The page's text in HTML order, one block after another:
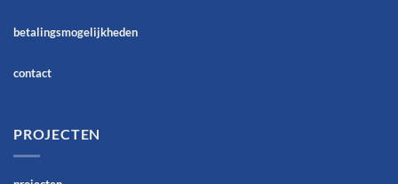
betalingsmogelijkheden
contact
PROJECTEN